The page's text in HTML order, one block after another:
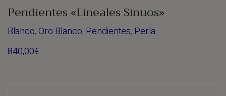
Pendientes «Lineales Sinuos»
Blanco,Oro Blanco, Pendientes, Perla
840,00€